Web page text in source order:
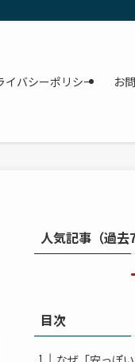
イバシーポリシー お
人気記事（過去7
目次